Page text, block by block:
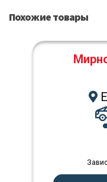
Похожие товары